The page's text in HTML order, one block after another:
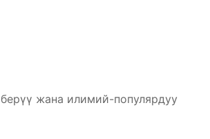
жана илимий-популярдуу